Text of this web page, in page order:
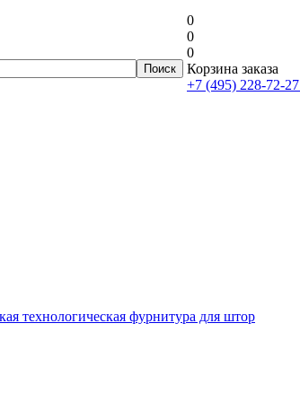
0
0
0
Корзина заказа
+7 (495) 228-72-27
технологическая фурнитура для штор